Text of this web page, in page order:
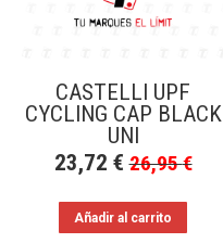
CASTELLI UPF
CYCLING CAP BLACK
UNI
23,72 € 26,95€
Añadir al carrito